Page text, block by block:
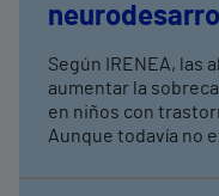
pediátrica
Según IRENEA, las
aumentar la
en niños con
Aunque todavía no